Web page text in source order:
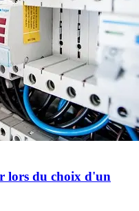
lors du choix d'un